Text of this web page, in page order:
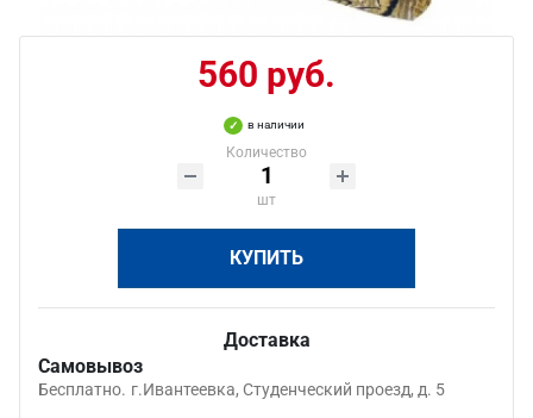
560 руб.
в наличии
Количество
шт
КУПИТЬ
Доставка
Самовывоз
Бесплатно. г.Ивантеевка, Студенческий проезд, д. 5